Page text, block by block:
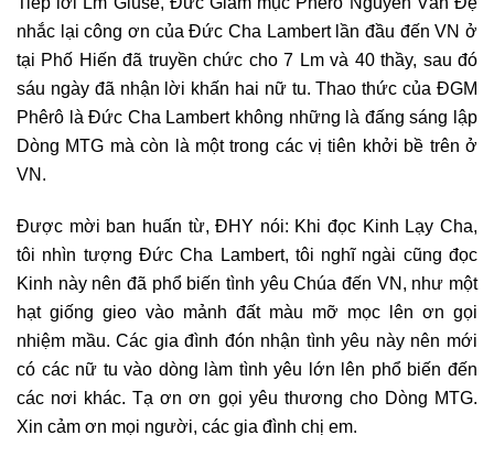
nhắc lại công ơn của Đức Cha Lambert lần đầu đến VN ở
tại Phố Hiến đã truyền chức cho 7 Lm và 40 thầy, sau đó
sáu ngày đã nhận lời khấn hai nữ tu. Thao thức của ĐGM
Phêrô là Đức Cha Lambert không những là đấng sáng lập
Dòng MTG mà còn là một trong các vị tiên khởi bề trên ở
VN.
Được mời ban huấn từ, ĐHY nói: Khi đọc Kinh Lạy Cha,
tôi nhìn tượng Đức Cha Lambert, tôi nghĩ ngài cũng đọc
Kinh này nên đã phổ biến tình yêu Chúa đến VN, như một
hạt giống gieo vào mảnh đất màu mỡ mọc lên ơn gọi
nhiệm mầu. Các gia đình đón nhận tình yêu này nên mới
có các nữ tu vào dòng làm tình yêu lớn lên phổ biến đến
các nơi khác. Tạ ơn ơn gọi yêu thương cho Dòng MTG.
Xin cảm ơn mọi người, các gia đình chị em.